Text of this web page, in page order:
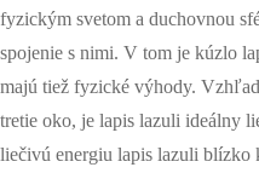
fyzickým svetom a duchovnou
spojenie s nimi. V tom je kúzlo
majú tiež fyzické výhody.
tretie oko, je lapis lazuli ideálny
liečivú energiu lapis lazuli blízko